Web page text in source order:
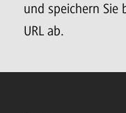
und speichern Sie
URL ab.